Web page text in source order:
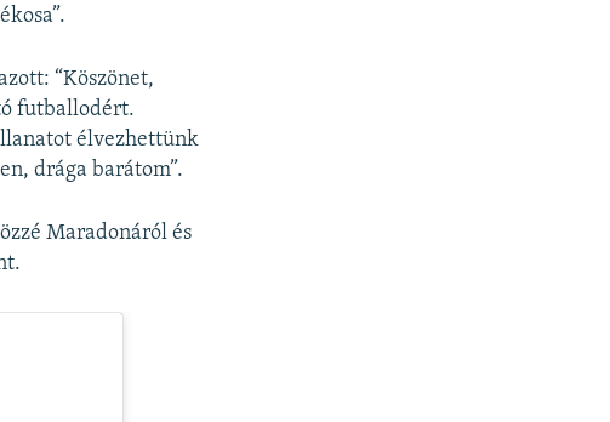
“Köszönet,
futballodért.
élvezhettünk
drága barátom”.
Maradonáról és